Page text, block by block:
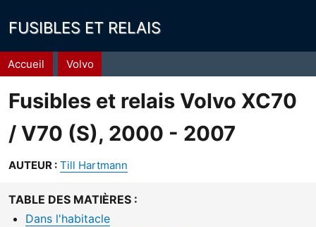
FUSIBLES ET RELAIS
Fil
d'Ariane
Accueil Volvo
Fusibles et relais Volvo XC70
/ V70 (S), 2000 - 2007
AUTEUR : Till Hartmann
TABLE DES MATIÈRES :
Dans l'habitacle